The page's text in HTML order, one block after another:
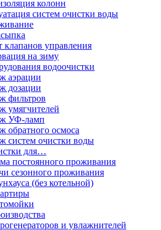
колонн
систем очистки воды
клапанов управления
на зиму
водоочистки
аэрации
дозации
фильтров
умягчителей
УФ-ламп
обратного осмоса
систем очистки воды
для…
постоянного проживания
сезонного проживания
(без котельной)
и увлажнителей